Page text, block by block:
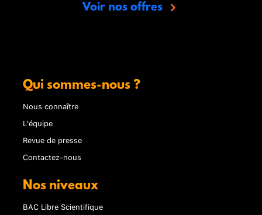
Voir nos offres
Qui sommes-nous ?
Nous connaître
L'équipe
Revue de presse
Contactez-nous
Nos niveaux
BAC Libre Scientifique